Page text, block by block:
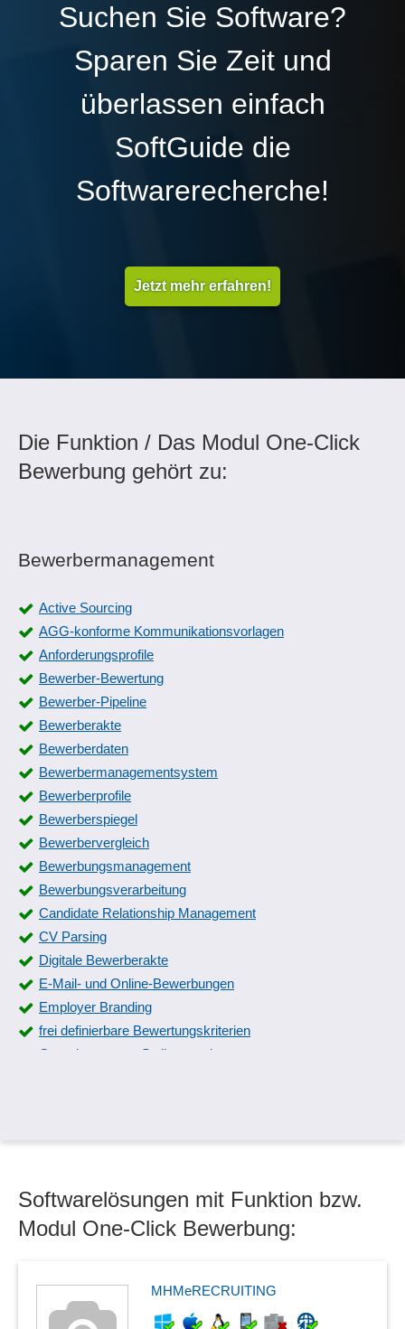
Suchen Sie Software?
Sparen Sie Zeit und
überlassen einfach
SoftGuide die
Softwarerecherche!
Jetzt mehr erfahren!
Die Funktion / Das Modul One-Click
Bewerbung gehört zu:
Bewerbermanagement
Active Sourcing
AGG-konforme Kommunikationsvorlagen
Anforderungsprofile
Bewerber-Bewertung
Bewerber-Pipeline
Bewerberakte
Bewerberdaten
Bewerbermanagementsystem
Bewerberprofile
Bewerberspiegel
Bewerbervergleich
Bewerbungsmanagement
Bewerbungsverarbeitung
Candidate Relationship Management
CV Parsing
Digitale Bewerberakte
E-Mail- und Online-Bewerbungen
Employer Branding
frei definierbare Bewertungskriterien
Generierung von Stellenanzeigen
Job-Anzeigetafel
Karriereportal
KI-Matching
Mehrfachbewerbungen
Multi-Standort-Job-Postings
Softwarelösungen mit Funktion bzw.
Modul One-Click Bewerbung:
MHMeRECRUITING